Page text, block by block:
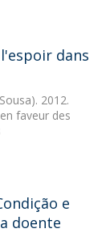
dans
2012.
faveur des
e
doente